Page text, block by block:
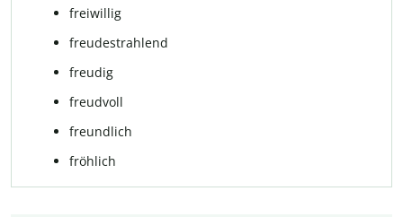
frei­wil­lig
freudestrahlend
freu­dig
freudvoll
freundlich
fröhlich